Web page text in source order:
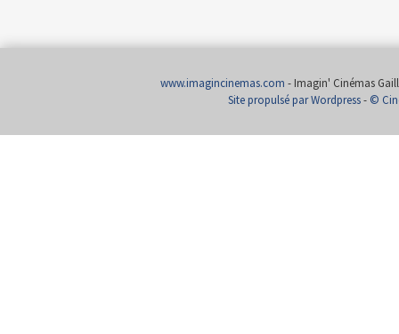
www.imagincinemas.com - Imagin' Cinémas
Site propulsé par Wordpress- ©